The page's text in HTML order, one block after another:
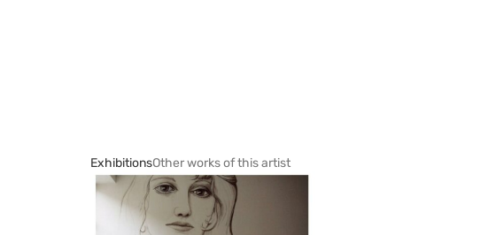
ExhibitionsOther works of this artist